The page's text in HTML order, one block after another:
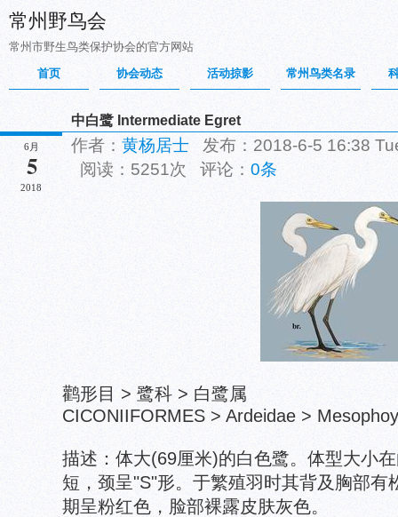
常州野鸟会
常州市野生鸟类保护协会的官方网站
首页
协会动态 活动掠影 常州鸟类名录
6月
5
2018
中白鹭 Intermediate Egret
作者： 黄杨居士 发布：2018-6-5 16:38
阅读：5251次 评论： 0条
鹳形目 > 鹭科 > 白鹭属
CICONIIFORMES > Ardeidae >
描述：体大(69厘米)的白色鹭。体型大小
短，颈呈"S"形。于繁殖羽时其背及胸部有
期呈粉红色，脸部裸露皮肤灰色。